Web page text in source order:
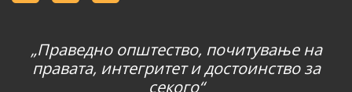
„Праведно општество, почитување на
правата, интегритет и достоинство за
секого“